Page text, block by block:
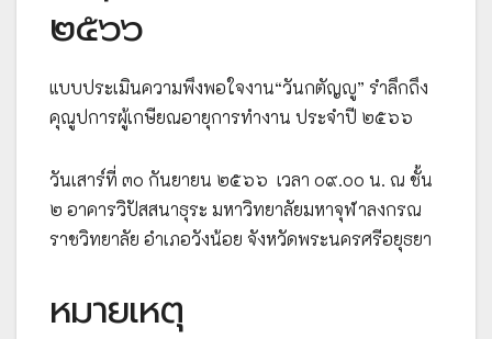
๒๕๖๖
แบบประเมินความพึงพอใจงาน“วันกตัญญู” รำลึกถึง
คุณูปการผู้เกษียณอายุการทำงาน ประจำปี ๒๕๖๖
วันเสาร์ที่ ๓๐ กันยายน ๒๕๖๖ เวลา ๐๙.๐๐ น. ณ ชั้น
๒ อาคารวิปัสสนาธุระ มหาวิทยาลัยมหาจุฬาลงกรณ
ราชวิทยาลัย อำเภอวังน้อย จังหวัดพระนครศรีอยุธยา
หมายเหตุ